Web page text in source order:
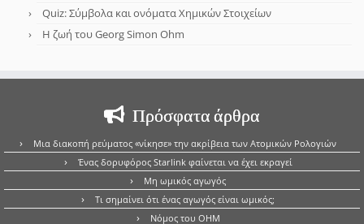
Quiz: Σύμβολα και ονόματα Χημικών Στοιχείων
Η ζωή του Georg Simon Ohm
Πρόσφατα άρθρα
Μια διακοπή ρεύματος «νίκησε» την ακρίβεια των Ατομικών Ρολογιών
Ένας δορυφόρος Starlink φαίνεται να έχει εκραγεί
Μη ωμικός αγωγός
Τι σημαίνει ότι ένας αγωγός είναι ωμικός;
Νόμος του OHM